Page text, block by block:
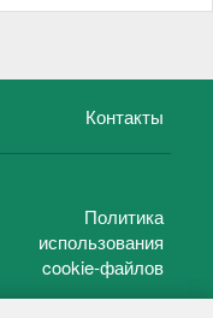
Контакты
Политика
использования
cookie-файлов